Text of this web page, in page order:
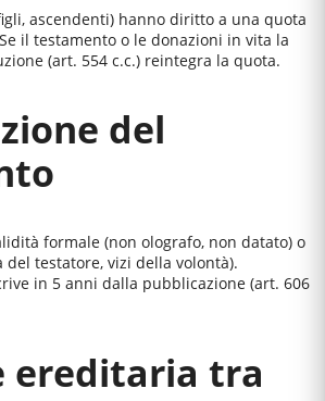
ascendenti) hanno diritto a una quota
il testamento o le donazioni in vita la
(art. 554 c.c.) reintegra la quota.
del
formale (non olografo, non datato) o
del testatore, vizi della volontà).
in 5 anni dalla pubblicazione (art. 606
ereditaria tra